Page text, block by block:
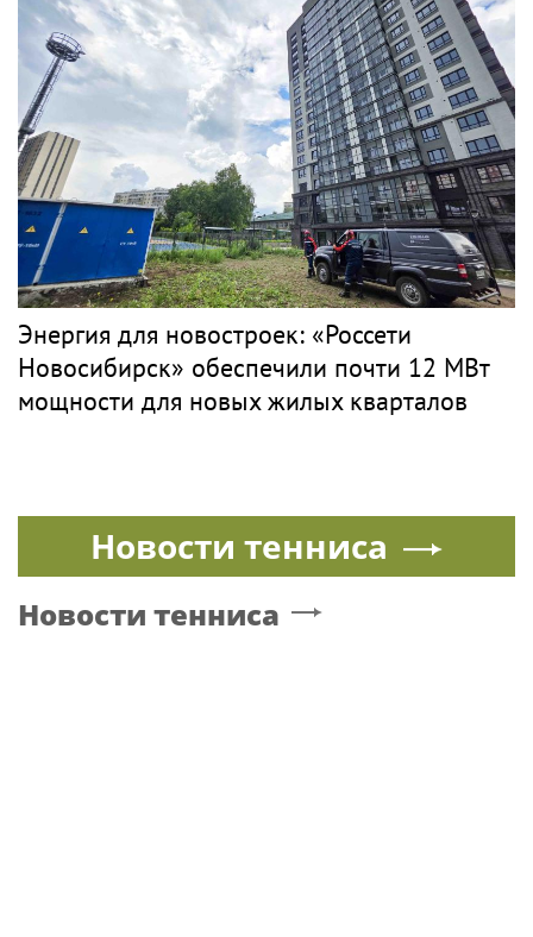
Энергия для новостроек: «Россети
Новосибирск» обеспечили почти 12 МВт
мощности для новых жилых кварталов
Новости тенниса
Новости тенниса